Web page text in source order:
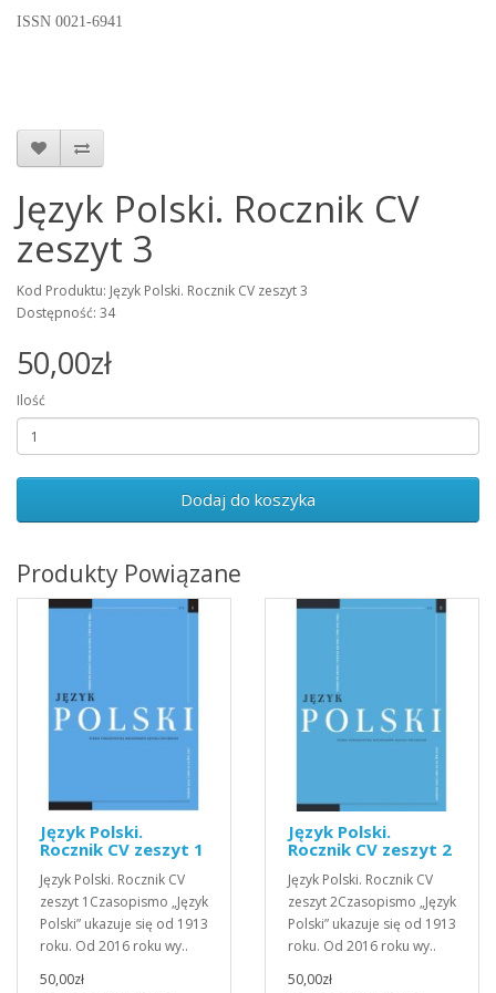
ISSN 0021-6941
Język Polski. Rocznik CV
zeszyt 3
Kod Produktu: Język Polski. Rocznik CV zeszyt 3
Dostępność: 34
50,00zł
Ilość
Dodaj do koszyka
Produkty Powiązane
Język Polski.
Rocznik CV zeszyt 1
Język Polski. Rocznik CV
zeszyt 1Czasopismo „Język
Polski” ukazuje się od 1913
roku. Od 2016 roku wy..
50,00zł
Język Polski.
Rocznik CV zeszyt 2
Język Polski. Rocznik CV
zeszyt 2Czasopismo „Język
Polski” ukazuje się od 1913
roku. Od 2016 roku wy..
50,00zł